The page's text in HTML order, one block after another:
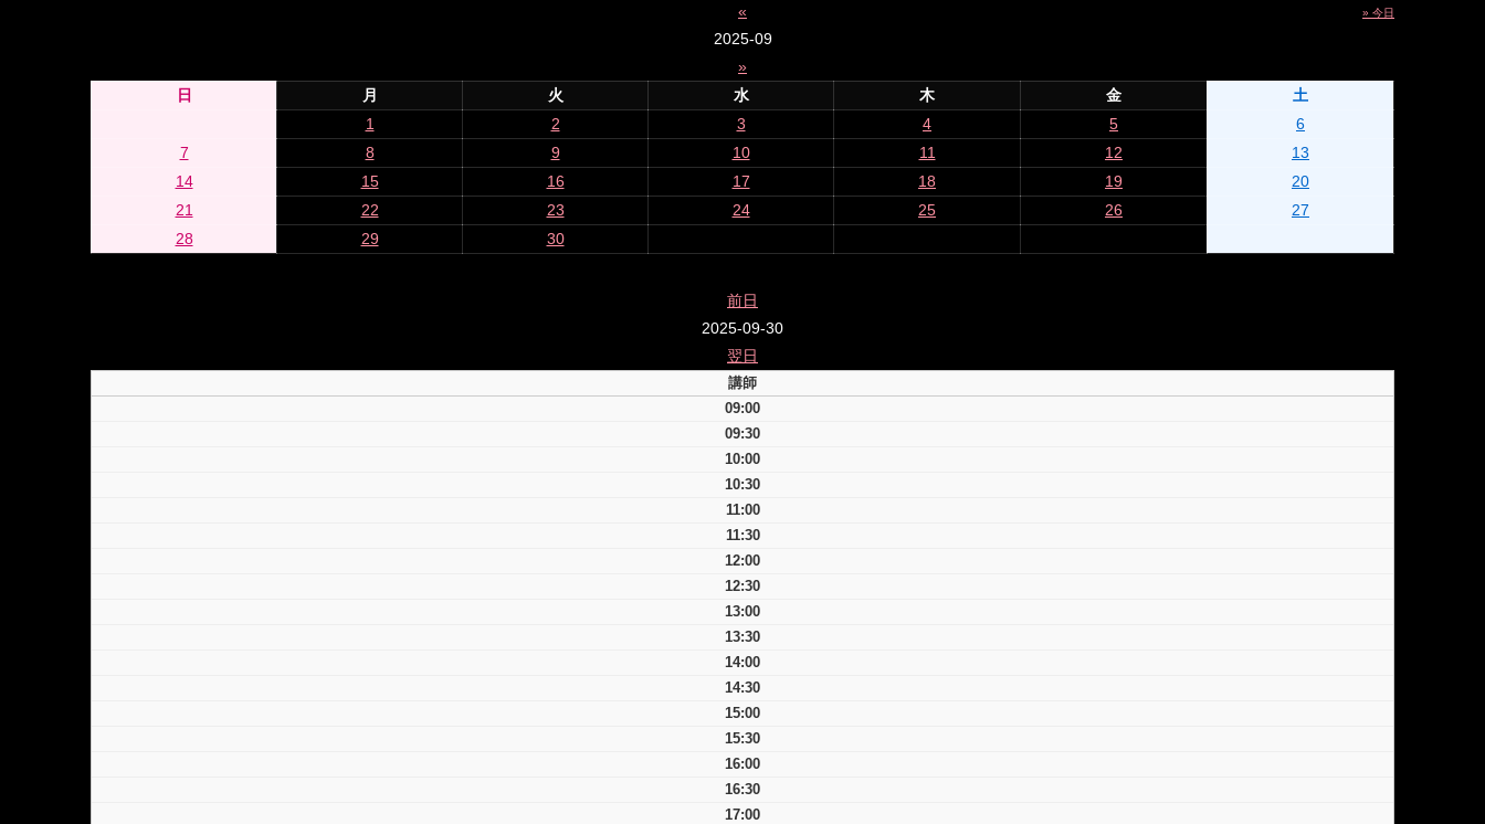
«
2025-09
»
» 今日
日 月 火 水 木 金
土
1
2 3 4 5
6
7
8 9 10 11 12
13
14
15 16 17 18 19
20
21
22 23 24 25 26
27
28
29 30
前日
2025-09-30
翌日
講師
09:00
09:30
10:00
10:30
11:00
11:30
12:00
12:30
13:00
13:30
14:00
14:30
15:00
15:30
16:00
16:30
17:00